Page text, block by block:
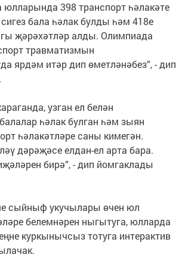
юлларында 398 транспорт һәлакәте
бала һәлак булды һәм 418е
җәрәхәтләр алды. Олимпиада
травматизмын
ярдәм итәр дип өметләнәбез”, - дип
узган ел белән
һәлак булган һәм зыян
һәлакәтләре саны кимегән.
дәрәҗәсе елдан-ел арта бара.
бирә”, - дип йомгаклады
сыйныф укучылары өчен юл
белемнәрен ныгытуга, юлларда
куркынычсыз тотуга интерактив